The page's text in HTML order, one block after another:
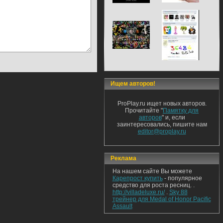
Ищем авторов!
ProPlay.ru ищет новых авторов.
Прочитайте "Памятку для
авторов" и, если
заинтересовались, пишите нам
editor@proplay.ru
Реклама
На нашем сайте Вы можете
Карепрост купить- популярное
средство для роста ресниц. .
http://villadeluxe.ru/. Sky 88
трейнер для Medal of Honor Pacific
Assault